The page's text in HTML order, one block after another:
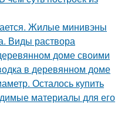
Жилые минивэны
Виды раствора
доме своими
в деревянном доме
Осталось купить
материалы для его